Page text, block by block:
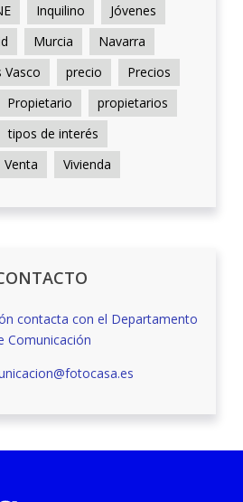
Inquilino
Jóvenes
Murcia
Navarra
Vasco precio
Precios
Propietario
propietarios
tipos de interés
Venta Vivienda
contacta con el Departamento
Comunicación